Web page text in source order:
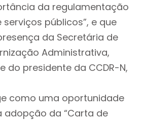
da regulamentação
públicos”, e que
da Secretária de
Administrativa,
do presidente da CCDR-N,
como uma oportunidade
adopção da “Carta de